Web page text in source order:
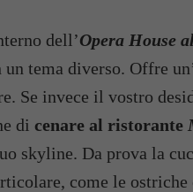
dell’Opera House
tema diverso. Offre
Se invece il vostro
di cenare al ristorante
skyline. Da prova la
come le ostriche